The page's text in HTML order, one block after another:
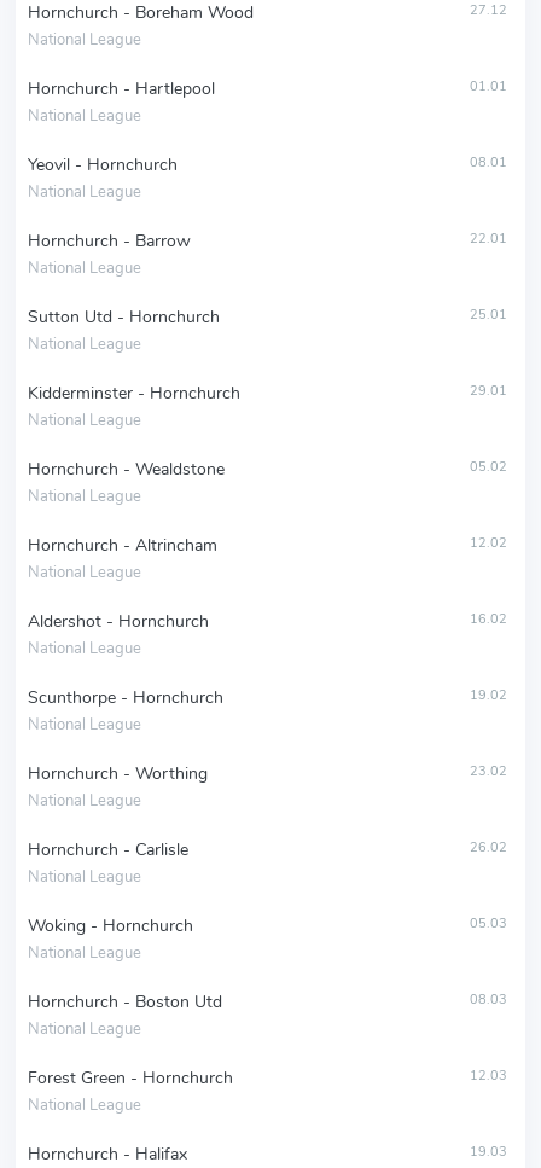
Hornchurch - Boreham Wood
National League
27.12
Hornchurch - Hartlepool
National League
01.01
Yeovil - Hornchurch
National League
08.01
Hornchurch - Barrow
National League
22.01
Sutton Utd - Hornchurch
National League
25.01
Kidderminster - Hornchurch
National League
29.01
Hornchurch - Wealdstone
National League
05.02
Hornchurch - Altrincham
National League
12.02
Aldershot - Hornchurch
National League
16.02
Scunthorpe - Hornchurch
National League
19.02
Hornchurch - Worthing
National League
23.02
Hornchurch - Carlisle
National League
26.02
Woking - Hornchurch
National League
05.03
Hornchurch - Boston Utd
National League
08.03
Forest Green - Hornchurch
National League
12.03
Hornchurch - Halifax 19.03